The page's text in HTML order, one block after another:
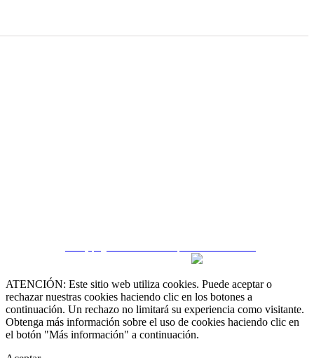
ATENCIÓN: Este sitio web utiliza cookies. Puede aceptar o
rechazar nuestras cookies haciendo clic en los botones a
continuación. Un rechazo no limitará su experiencia como visitante.
Obtenga más información sobre el uso de cookies haciendo clic en
el botón "Más información" a continuación.